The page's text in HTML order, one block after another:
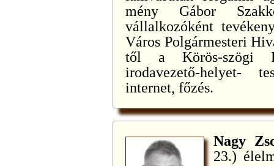
mény Gábor
vállalkozóként
Város Polgármesteri
től a Körös-szögi
irodavezető-helyet-
internet, főzés.
Nagy
23.)